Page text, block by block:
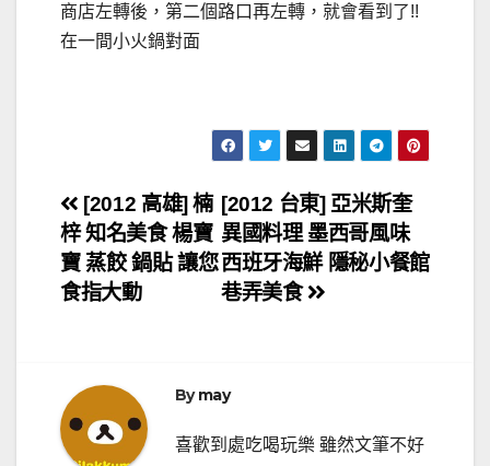
商店左轉後，第二個路口再左轉，就會看到了!!
在一間小火鍋對面
文
章
導
[2012 台東] 亞米斯奎
異國料理 墨西哥風味
西班牙海鮮 隱秘小餐館
巷弄美食
[2012 高雄] 楠
梓 知名美食 楊寶
寶 蒸餃 鍋貼 讓您
食指大動
Bymay
喜歡到處吃喝玩樂 雖然文筆不好